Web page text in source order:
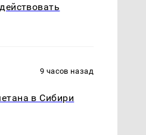
9 часов назад
в Сибири